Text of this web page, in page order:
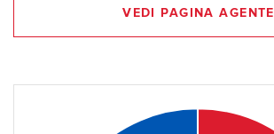
VEDI PAGINA AGENTE